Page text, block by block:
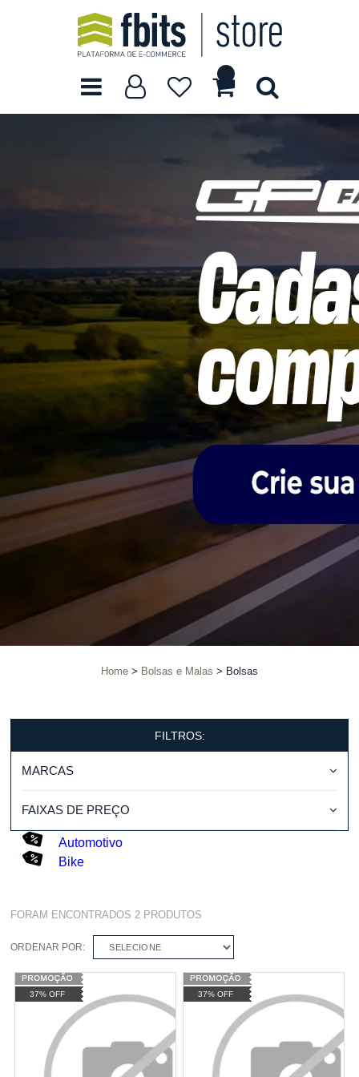
Home Bolsas e Malas Bolsas
FILTROS:
MARCAS
FAIXAS DE PREÇO
Automotivo
Bike
FORAM ENCONTRADOS2 PRODUTOS
ORDENAR POR: SELECIONE
37% OFF 37% OFF